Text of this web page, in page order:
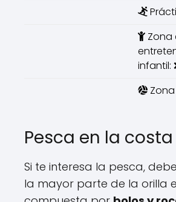
Zona
infantil:
Pesca en la costa
Si te interesa la pesca,
la mayor parte de la orilla